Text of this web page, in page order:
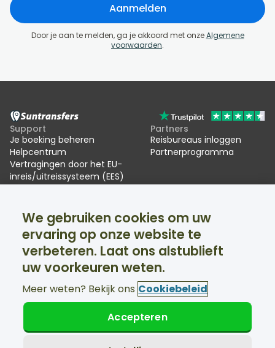
Aanmelden
Door je aan te melden, ga je akkoord met onzeAlgemene
voorwaarden.
Support
Je boeking beheren
Helpcentrum
Vertragingen door het EU-
inreis/uitreissysteem (EES)
Partners
Reisbureaus inloggen
Partnerprogramma
Over ons
Beoordelingen
Skitransfers
Facebook
Twitter
Support 24/7 beschikbaar
© Suntransfers.com 2026
We gebruiken cookies om uw
ervaring op onze website te
verbeteren. Laat ons alstublieft
uw voorkeuren weten.
Meer weten? Bekijk ons Cookiebeleid
Accepteren